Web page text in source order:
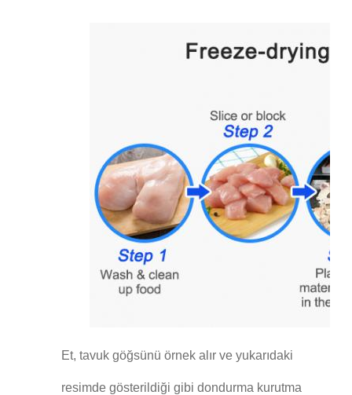
Et, tavuk göğsünü örnek alır ve yukarıdaki
resimde gösterildiği gibi dondurma kurutma